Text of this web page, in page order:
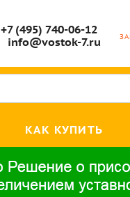
+7 (495) 740-06-12
info@vostok-7.ru
КАК КУПИТЬ